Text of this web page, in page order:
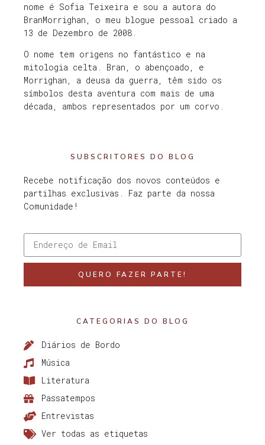
nome é Sofia Teixeira e sou a autora do
BranMorrighan, o meu blogue pessoal criado a
13 de Dezembro de 2008.
O nome tem origens no fantástico e na
mitologia celta. Bran, o abençoado, e
Morrighan, a deusa da guerra, têm sido os
símbolos desta aventura com mais de uma
década, ambos representados por um corvo.
SUBSCRITORES DO BLOG
Recebe notificação dos novos conteúdos e
partilhas exclusivas. Faz parte da nossa
Comunidade!
QUERO FAZER PARTE!
CATEGORIAS DO BLOG
Diários de Bordo
Música
Literatura
Passatempos
Entrevistas
Ver todas as etiquetas